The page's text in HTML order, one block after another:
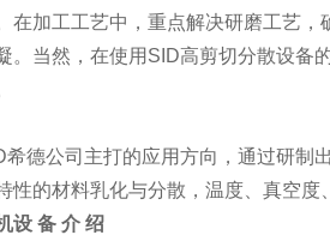
在加工工艺中，重点解决研磨工艺
。当然，在使用SID高剪切分散设
德公司主打的应用方向，通过研制
的材料乳化与分散，温度、真空
设 备 介 绍